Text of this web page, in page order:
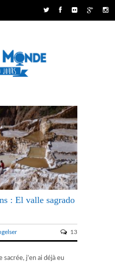
: El valle sagrado
13
j’en ai déjà eu